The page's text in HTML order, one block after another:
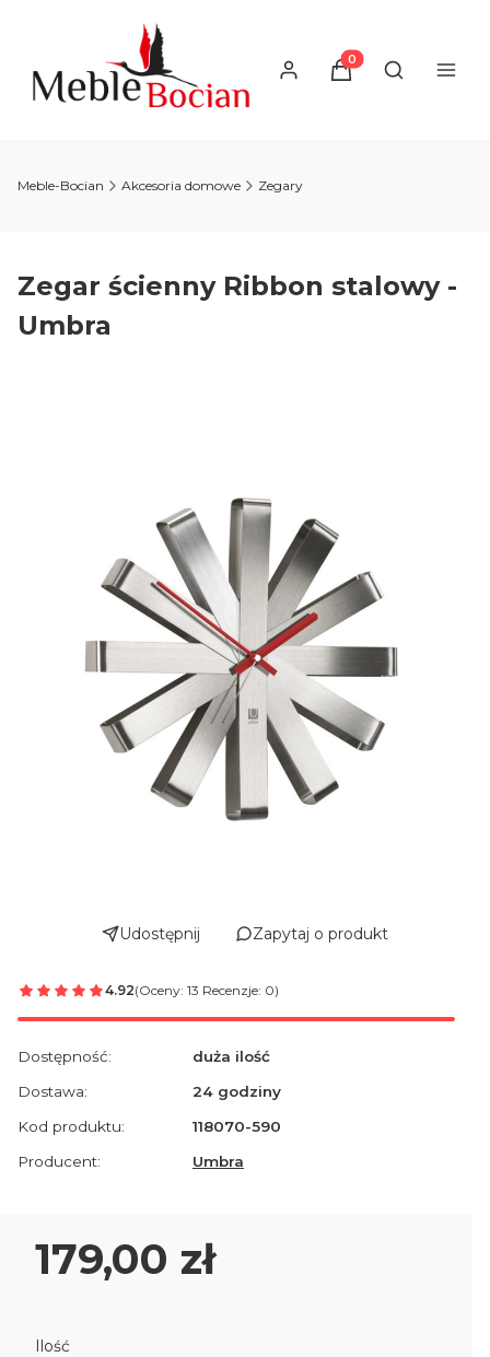
Produkty w
Otwórz
Meble-Bocian Akcesoria domowe Zegary
Zegar ścienny Ribbon stalowy -
Umbra
Udostępnij Zapytaj o produkt
4.92(Oceny: 13 Recenzje: 0)
Dostępność:
duża ilość
Dostawa:
24 godziny
Kod produktu:
118070-590
Producent:
Umbra
Cena
179,00 zł
Ilość